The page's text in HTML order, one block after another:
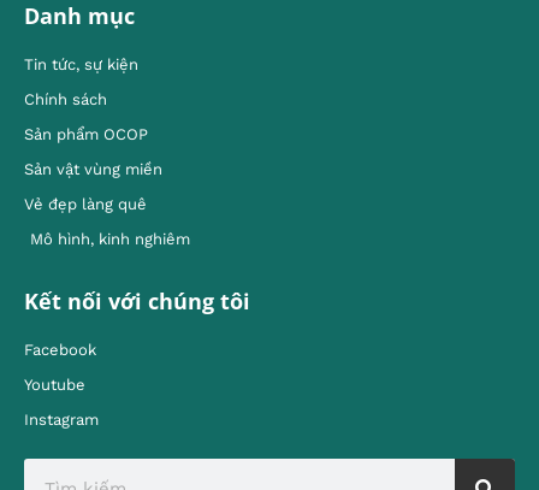
Danh mục
Tin tức, sự kiện
Chính sách
Sản phẩm OCOP
Sản vật vùng miền
Vẻ đẹp làng quê
Mô hình, kinh nghiêm
Kết nối với chúng tôi
Facebook
Youtube
Instagram